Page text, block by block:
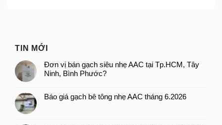
TIN MỚI
Đơn vị bán gạch siêu nhẹ AAC tại Tp.HCM, Tây
Ninh, Bình Phước?
Báo giá gạch bê tông nhẹ AAC tháng 6.2026